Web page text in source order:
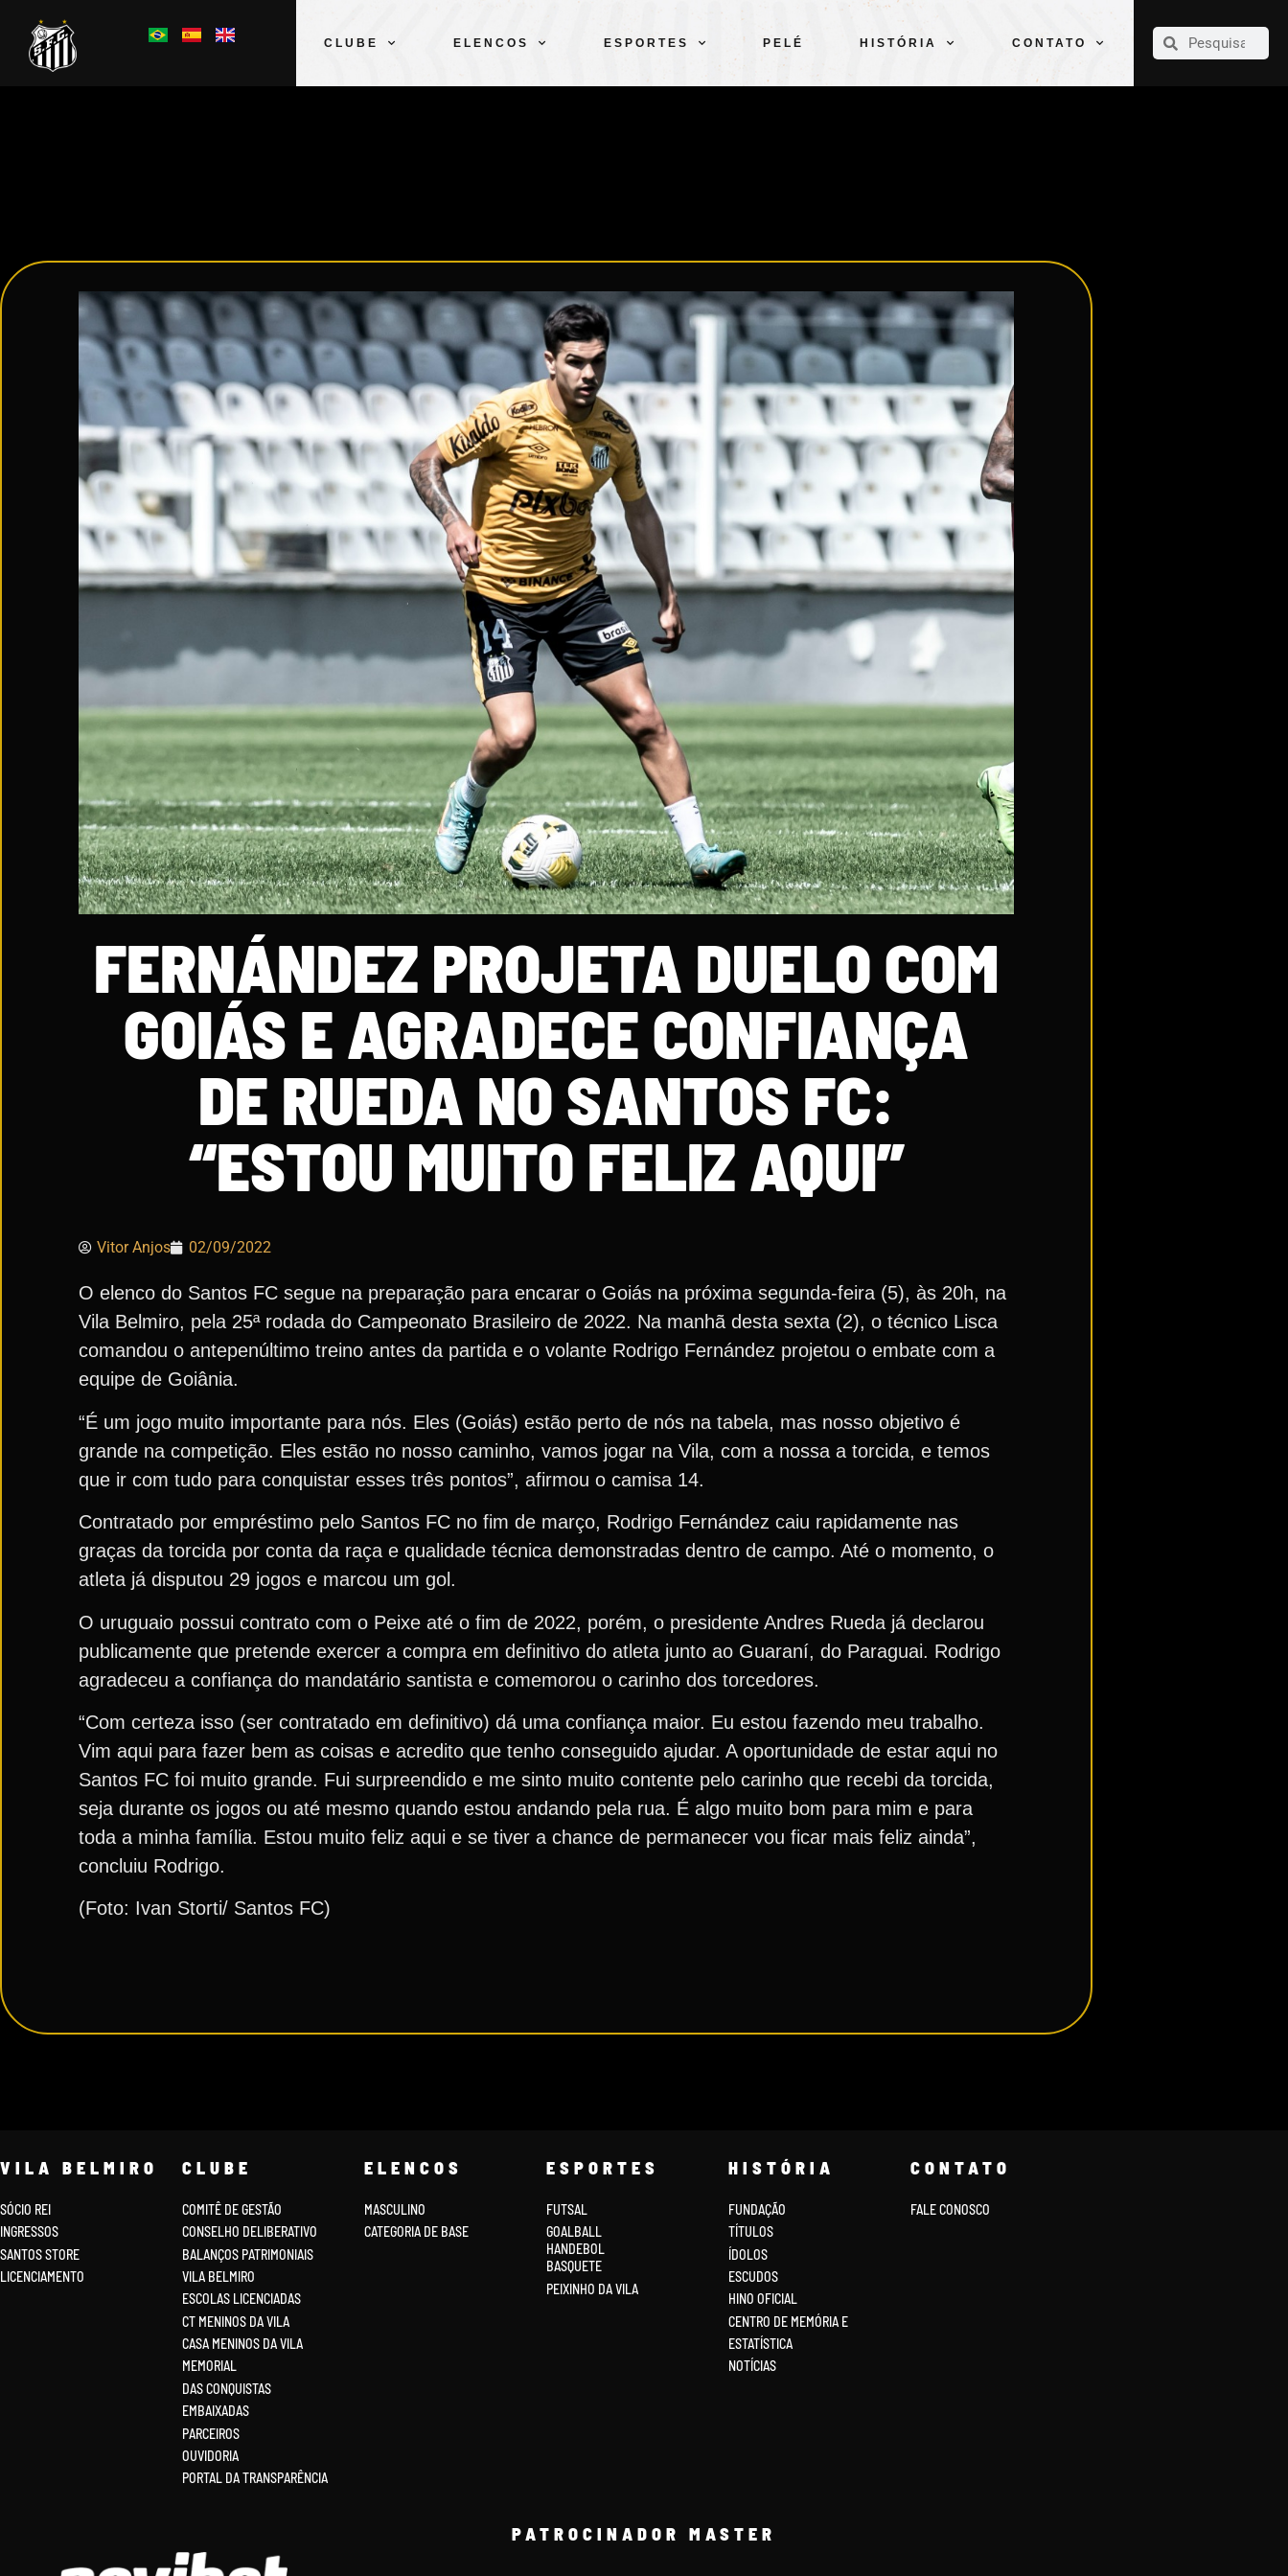
CLUBE ELENCOS ESPORTES PELÉ HISTÓRIA CONTATO
CLUBE
FERNÁNDEZ PROJETA DUELO COM
GOIÁS E AGRADECE CONFIANÇA
DE RUEDA NO SANTOS FC:
“ESTOU MUITO FELIZ AQUI”
Vitor Anjos 02/09/2022
O elenco do Santos FC segue na preparação para encarar o Goiás na próxima segunda-feira (5), às 20h, na
Vila Belmiro, pela 25ª rodada do Campeonato Brasileiro de 2022. Na manhã desta sexta (2), o técnico Lisca
comandou o antepenúltimo treino antes da partida e o volante Rodrigo Fernández projetou o embate com a
equipe de Goiânia.
“É um jogo muito importante para nós. Eles (Goiás) estão perto de nós na tabela, mas nosso objetivo é
grande na competição. Eles estão no nosso caminho, vamos jogar na Vila, com a nossa a torcida, e temos
que ir com tudo para conquistar esses três pontos”, afirmou o camisa 14.
Contratado por empréstimo pelo Santos FC no fim de março, Rodrigo Fernández caiu rapidamente nas
graças da torcida por conta da raça e qualidade técnica demonstradas dentro de campo. Até o momento, o
atleta já disputou 29 jogos e marcou um gol.
O uruguaio possui contrato com o Peixe até o fim de 2022, porém, o presidente Andres Rueda já declarou
publicamente que pretende exercer a compra em definitivo do atleta junto ao Guaraní, do Paraguai. Rodrigo
agradeceu a confiança do mandatário santista e comemorou o carinho dos torcedores.
“Com certeza isso (ser contratado em definitivo) dá uma confiança maior. Eu estou fazendo meu trabalho.
Vim aqui para fazer bem as coisas e acredito que tenho conseguido ajudar. A oportunidade de estar aqui no
Santos FC foi muito grande. Fui surpreendido e me sinto muito contente pelo carinho que recebi da torcida,
seja durante os jogos ou até mesmo quando estou andando pela rua. É algo muito bom para mim e para
toda a minha família. Estou muito feliz aqui e se tiver a chance de permanecer vou ficar mais feliz ainda”,
concluiu Rodrigo.
(Foto: Ivan Storti/ Santos FC)
VILA BELMIRO
SÓCIO REI
INGRESSOS
SANTOS STORE
LICENCIAMENTO
CLUBE
COMITÊ DE GESTÃO
CONSELHO DELIBERATIVO
BALANÇOS PATRIMONIAIS
VILA BELMIRO
ESCOLAS LICENCIADAS
CT MENINOS DA VILA
CASA MENINOS DA VILA
MEMORIAL
DAS CONQUISTAS
EMBAIXADAS
PARCEIROS
OUVIDORIA
PORTAL DA TRANSPARÊNCIA
ELENCOS
MASCULINO
CATEGORIA DE BASE
ESPORTES
FUTSAL
GOALBALL
HANDEBOL
BASQUETE
PEIXINHO DA VILA
HISTÓRIA
FUNDAÇÃO
TÍTULOS
ÍDOLOS
ESCUDOS
HINO OFICIAL
CENTRO DE MEMÓRIA E
ESTATÍSTICA
NOTÍCIAS
CONTATO
FALE CONOSCO
PATROCINADOR MASTER